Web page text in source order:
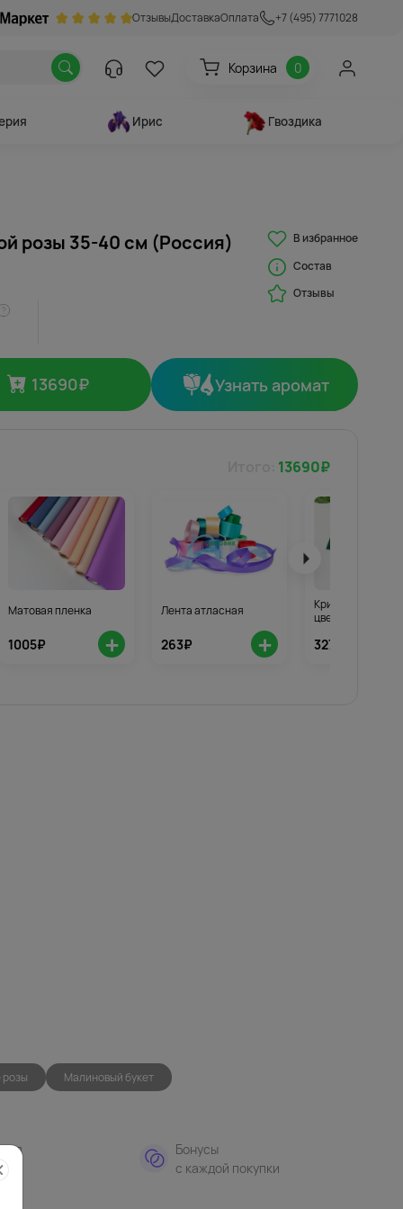
ОтзывыДоставкаОплата +7 (495) 7771028
Корзина 0
Ирис Гвоздика
розы 35-40 см (Россия)
В избранное
Состав
Отзывы
13690₽ Узнать аромат
13690₽
Матовая пленка
1005₽ +
Лента атласная
263₽ +
Кризал для
цветов 3шт.
327₽
Малиновый букет
Бонусы
с каждой покупки